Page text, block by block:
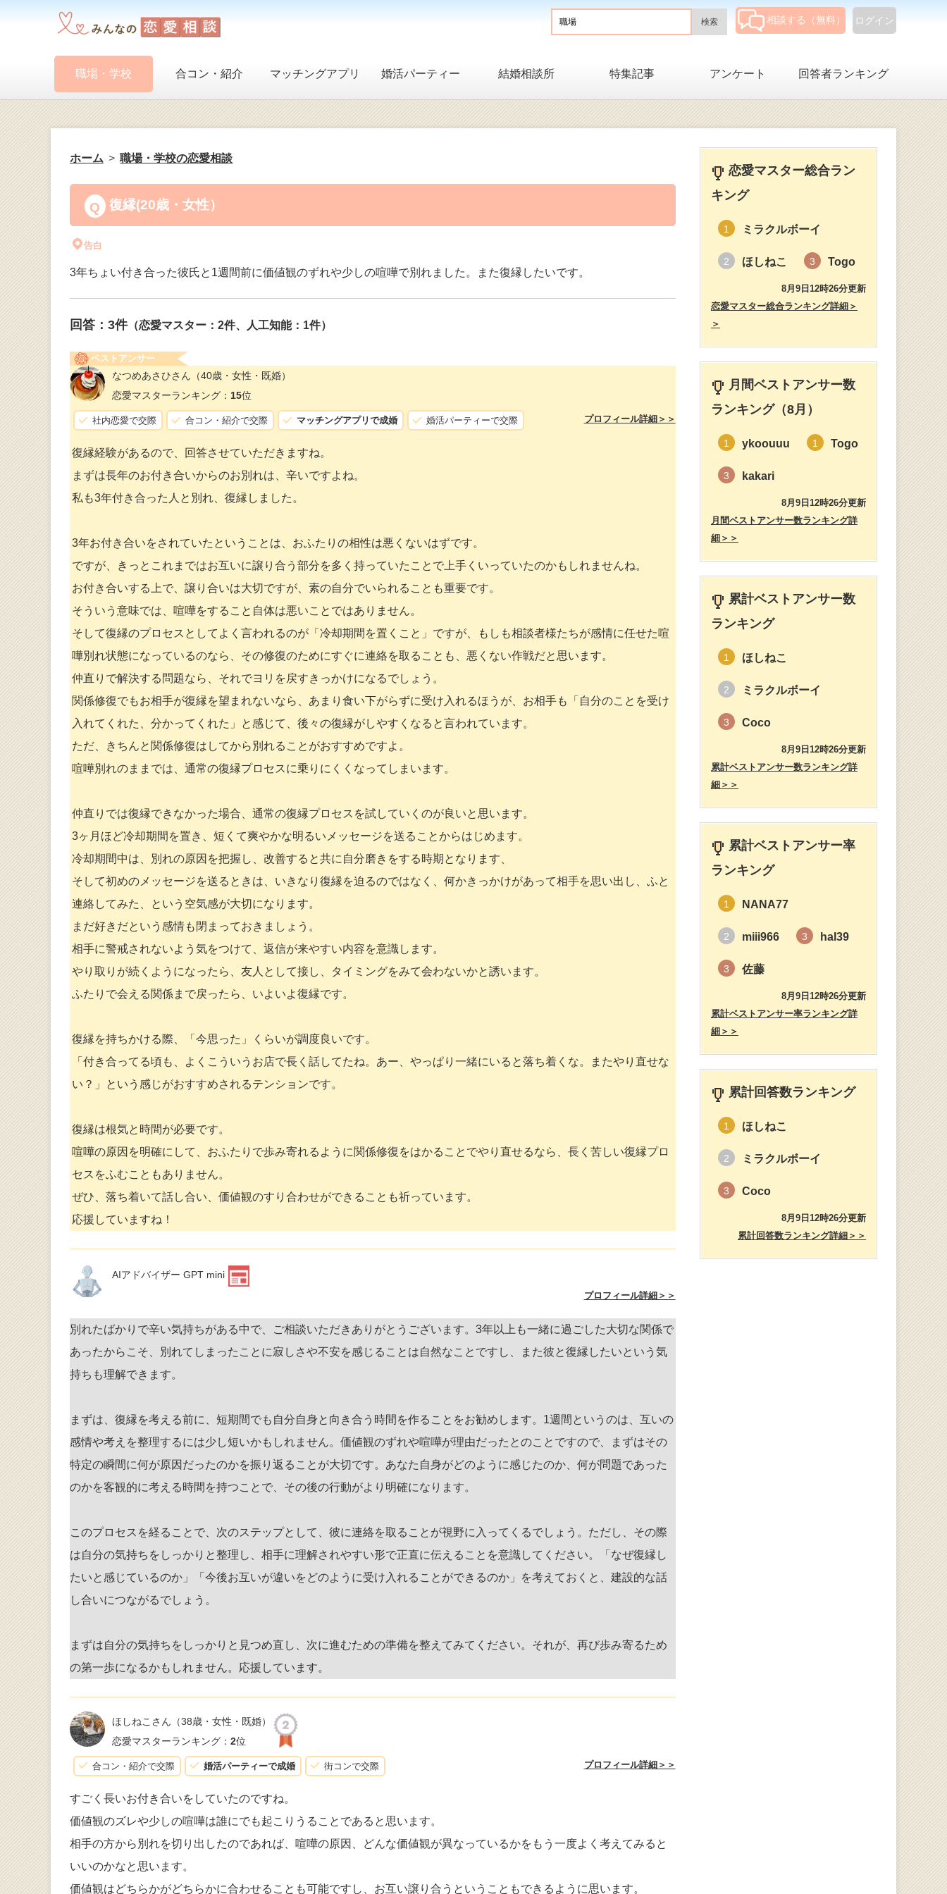
ログイン
相談する（無料）
職場・学校 合コン・紹介 マッチングアプリ 婚活パーティー 結婚相談所 特集記事 アンケート 回答者ランキング
ホーム 職場・学校の恋愛相談
復縁(20歳・女性）
告白
3年ちょい付き合った彼氏と1週間前に価値観のずれや少しの喧嘩で別れました。また復縁したいです。
回答： 3件（恋愛マスター：2件、人工知能：1件）
ベストアンサー
なつめあさひさん （40歳・女性・既婚）
恋愛マスターランキング： 15位
社内恋愛で交際 合コン・紹介で交際 マッチングアプリで成婚 婚活パーティーで交際 プロフィール詳細＞＞
復縁経験があるので、回答させていただきますね。
まずは長年のお付き合いからのお別れは、辛いですよね。
私も3年付き合った人と別れ、復縁しました。
3年お付き合いをされていたということは、おふたりの相性は悪くないはずです。
ですが、きっとこれまではお互いに譲り合う部分を多く持っていたことで上手くいっていたのかもしれませんね。
お付き合いする上で、譲り合いは大切ですが、素の自分でいられることも重要です。
そういう意味では、喧嘩をすること自体は悪いことではありません。
そして復縁のプロセスとしてよく言われるのが「冷却期間を置くこと」ですが、もしも相談者様たちが感情に任せた喧
嘩別れ状態になっているのなら、その修復のためにすぐに連絡を取ることも、悪くない作戦だと思います。
仲直りで解決する問題なら、それでヨリを戻すきっかけになるでしょう。
関係修復でもお相手が復縁を望まれないなら、あまり食い下がらずに受け入れるほうが、お相手も「自分のことを受け
入れてくれた、分かってくれた」と感じて、後々の復縁がしやすくなると言われています。
ただ、きちんと関係修復はしてから別れることがおすすめですよ。
喧嘩別れのままでは、通常の復縁プロセスに乗りにくくなってしまいます。
仲直りでは復縁できなかった場合、通常の復縁プロセスを試していくのが良いと思います。
3ヶ月ほど冷却期間を置き、短くて爽やかな明るいメッセージを送ることからはじめます。
冷却期間中は、別れの原因を把握し、改善すると共に自分磨きをする時期となります、
そして初めのメッセージを送るときは、いきなり復縁を迫るのではなく、何かきっかけがあって相手を思い出し、ふと
連絡してみた、という空気感が大切になります。
まだ好きだという感情も閉まっておきましょう。
相手に警戒されないよう気をつけて、返信が来やすい内容を意識します。
やり取りが続くようになったら、友人として接し、タイミングをみて会わないかと誘います。
ふたりで会える関係まで戻ったら、いよいよ復縁です。
復縁を持ちかける際、「今思った」くらいが調度良いです。
「付き合ってる頃も、よくこういうお店で長く話してたね。あー、やっぱり一緒にいると落ち着くな。またやり直せな
い？」という感じがおすすめされるテンションです。
復縁は根気と時間が必要です。
喧嘩の原因を明確にして、おふたりで歩み寄れるように関係修復をはかることでやり直せるなら、長く苦しい復縁プロ
セスをふむこともありません。
ぜひ、落ち着いて話し合い、価値観のすり合わせができることも祈っています。
応援していますね！
AIアドバイザー GPT mini
プロフィール詳細＞＞
別れたばかりで辛い気持ちがある中で、ご相談いただきありがとうございます。3年以上も一緒に過ごした大切な関係で
あったからこそ、別れてしまったことに寂しさや不安を感じることは自然なことですし、また彼と復縁したいという気
持ちも理解できます。
まずは、復縁を考える前に、短期間でも自分自身と向き合う時間を作ることをお勧めします。1週間というのは、互いの
感情や考えを整理するには少し短いかもしれません。価値観のずれや喧嘩が理由だったとのことですので、まずはその
特定の瞬間に何が原因だったのかを振り返ることが大切です。あなた自身がどのように感じたのか、何が問題であった
のかを客観的に考える時間を持つことで、その後の行動がより明確になります。
このプロセスを経ることで、次のステップとして、彼に連絡を取ることが視野に入ってくるでしょう。ただし、その際
は自分の気持ちをしっかりと整理し、相手に理解されやすい形で正直に伝えることを意識してください。「なぜ復縁し
たいと感じているのか」「今後お互いが違いをどのように受け入れることができるのか」を考えておくと、建設的な話
し合いにつながるでしょう。
まずは自分の気持ちをしっかりと見つめ直し、次に進むための準備を整えてみてください。それが、再び歩み寄るため
の第一歩になるかもしれません。応援しています。
ほしねこさん （38歳・女性・既婚）
恋愛マスターランキング： 2位
合コン・紹介で交際 婚活パーティーで成婚 街コンで交際 プロフィール詳細＞＞
すごく長いお付き合いをしていたのですね。
価値観のズレや少しの喧嘩は誰にでも起こりうることであると思います。
相手の方から別れを切り出したのであれば、喧嘩の原因、どんな価値観が異なっているかをもう一度よく考えてみると
いいのかなと思います。
価値観はどちらかがどちらかに合わせることも可能ですし、お互い譲り合うということもできるように思います。
恋愛マスター総合ラン
キング
1 ミラクルボーイ
2 ほしねこ 3 Togo
8月9日12時26分更新
恋愛マスター総合ランキング詳細＞
＞
月間ベストアンサー数
ランキング（8月）
1 ykoouuu 1 Togo
3 kakari
8月9日12時26分更新
月間ベストアンサー数ランキング詳
細＞＞
累計ベストアンサー数
ランキング
1 ほしねこ
2 ミラクルボーイ
3 Coco
8月9日12時26分更新
累計ベストアンサー数ランキング詳
細＞＞
累計ベストアンサー率
ランキング
1 NANA77
2 miii966 3 hal39
3 佐藤
8月9日12時26分更新
累計ベストアンサー率ランキング詳
細＞＞
累計回答数ランキング
1 ほしねこ
2 ミラクルボーイ
3 Coco
8月9日12時26分更新
累計回答数ランキング詳細＞＞